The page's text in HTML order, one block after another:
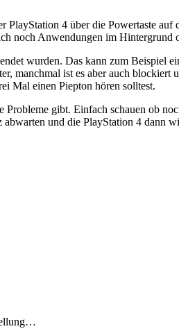
4 über die Powertaste
noch Anwendungen im Hintergrund
wurden. Das kann zum Beispiel
manchmal ist es aber auch
Mal einen Piepton hören solltest.
gibt. Einfach schauen ob
und die PlayStation 4 dann